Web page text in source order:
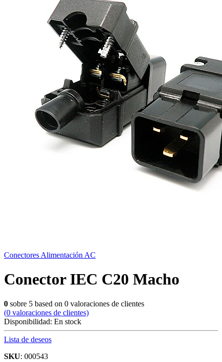
Conectores Alimentación AC
Conector IEC C20 Macho
0 sobre 5 based on 0 valoraciones de clientes
(0 valoraciones de clientes)
Disponibilidad: En stock
Lista de deseos
SKU: 000543